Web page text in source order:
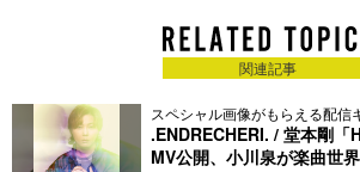
関連記事
スペシャル画像がもらえる配信
.ENDRECHERI. / 堂本剛
MV公開、小川泉が楽曲世